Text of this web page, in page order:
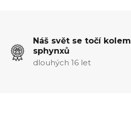
Náš svět se točí kolem
sphynxů
dlouhých 16 let